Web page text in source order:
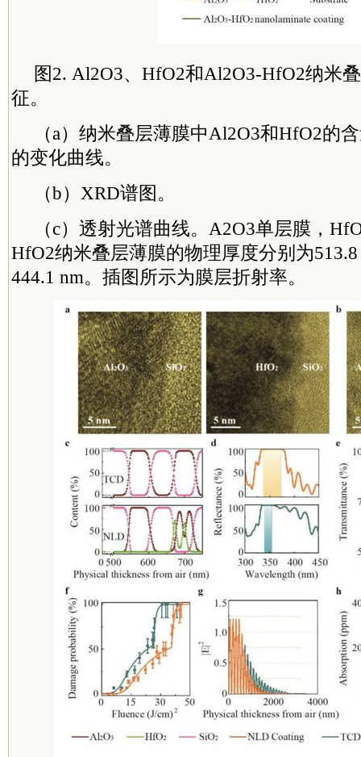
图2. Al2O3、HfO2和Al2O3-HfO2纳米
征。
（a）纳米叠层薄膜中Al2O3和HfO2的
的变化曲线。
（b）XRD谱图。
（c）透射光谱曲线。A2O3单层膜，
HfO2纳米叠层薄膜的物理厚度分别为513.8
444.1 nm。插图所示为膜层折射率。